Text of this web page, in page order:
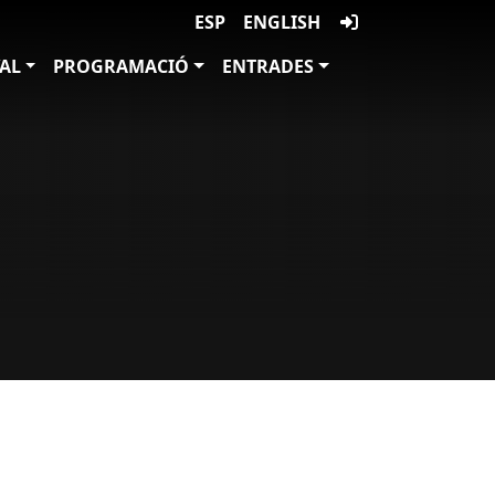
ESP
ENGLISH
PROGRAMACIÓ ENTRADES